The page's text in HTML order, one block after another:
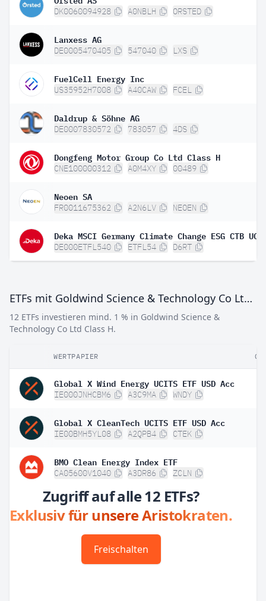
DK0060094928 A0NBLH ORSTED
Lanxess AG
DE0005470405 547040 LXS
FuelCell Energy Inc
US35952H7008 A40CAW FCEL
Daldrup & Söhne AG
DE0007830572 783057 4DS
Dongfeng Motor Group Co Ltd Class H
CNE100000312 A0M4XY 00489
Neoen SA
FR0011675362 A2N6LV NEOEN
DE000ETFL540 ETFL54 D6RT
ETFs mit Goldwind Science & Technology Co Ltd Class H
12 ETFs investieren mind. 1 % in Goldwind Science &
Technology Co Ltd Class H.
WERTPAPIER
Global X Wind Energy UCITS ETF USD Acc
IE000JNHCBM6 A3C9MA WNDY
Global X CleanTech UCITS ETF USD Acc
IE00BMH5YL08 A2QPB4 CTEK
BMO Clean Energy Index ETF
CA05600V1040 A3DR86 ZCLN
Zugriff auf alle 12 ETFs?
Exklusiv für unsere Aristokraten.
Freischalten